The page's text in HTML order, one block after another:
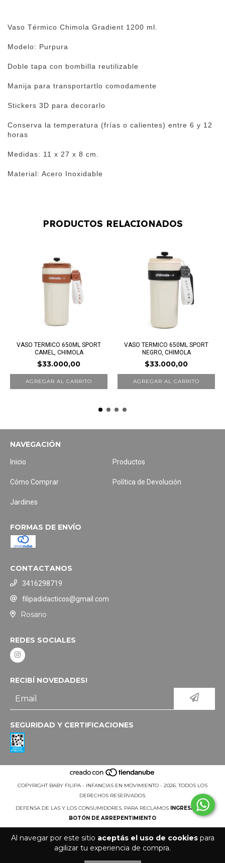
Al navegar por este sitio aceptás el uso de cookiespara
agilizar tu experiencia de compra.
Vaso Térmico Chimola Gradient 1200 ml.
Modelo: Purpura
Doble tapa con bombilla reutilizable
Manija para transportartlo comodamente
Stickers 3D para decorarlo
Conserva la temperatura (frías o calientes) entre 6 y 12
horas
Medidas: 11 x 27 x 8 cm.
Material: Acero Inoxidable
PRODUCTOS RELACIONADOS
VASO TERMICO 650ML SPORT
CAMEL, CHIMOLA
$33.000,00
VASO TERMICO 650ML SPORT
NEGRO, CHIMOLA
$33.000,00
NAVEGACIÓN
Inicio Productos
Cómo Comprar Política de Devolución
Jardines
FORMAS DE ENVÍO
CONTACTANOS
3416298719
filipadidacticos@gmail.com
Rosario
REDES SOCIALES
RECIBÍ NOVEDADES!
SEGURIDAD Y CERTIFICACIONES
COPYRIGHT BABY FILIPA - INFANCIAS EN MOVIMIENTO - 2026. TODOS LOS
DERECHOS RESERVADOS.
DEFENSA DE LAS Y LOS CONSUMIDORES. PARA RECLAMOS INGRESÁ ACÁ.
BOTÓN DE ARREPENTIMIENTO